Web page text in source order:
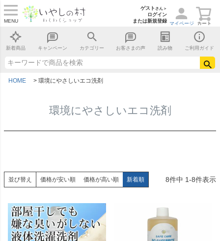
ゲスト さん＞
ログイン
または新規登録
カート
マイページ
MENU
新着商品 キャンペーン カテゴリー お客さまの声 読み物 ご利用ガイド
HOME 環境にやさしいエコ洗剤
環境にやさしいエコ洗剤
並び替え 価格が安い順 価格が高い順 新着順 8件中 1-8件表示